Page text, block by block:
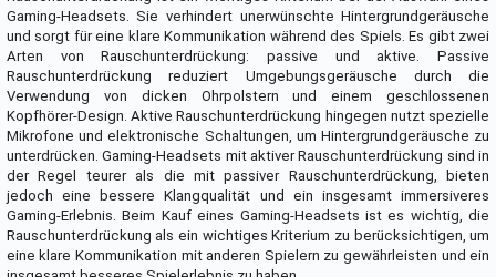
Gaming-Headsets. Sie verhindert unerwünschte Hintergrundgeräusche
und sorgt für eine klare Kommunikation während des Spiels. Es gibt zwei
Arten von Rauschunterdrückung: passive und aktive. Passive
Rauschunterdrückung reduziert Umgebungsgeräusche durch die
Verwendung von dicken Ohrpolstern und einem geschlossenen
Kopfhörer-Design. Aktive Rauschunterdrückung hingegen nutzt spezielle
Mikrofone und elektronische Schaltungen, um Hintergrundgeräusche zu
unterdrücken. Gaming-Headsets mit aktiver Rauschunterdrückung sind in
der Regel teurer als die mit passiver Rauschunterdrückung, bieten
jedoch eine bessere Klangqualität und ein insgesamt immersiveres
Gaming-Erlebnis. Beim Kauf eines Gaming-Headsets ist es wichtig, die
Rauschunterdrückung als ein wichtiges Kriterium zu berücksichtigen, um
eine klare Kommunikation mit anderen Spielern zu gewährleisten und ein